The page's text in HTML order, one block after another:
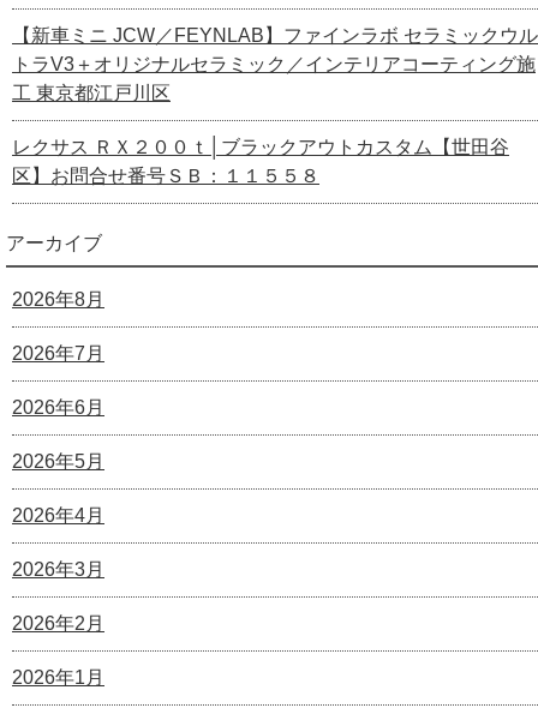
【新車ミニ JCW／FEYNLAB】ファインラボ セラミックウル
トラV3＋オリジナルセラミック／インテリアコーティング施
工 東京都江戸川区
レクサス ＲＸ２００ｔ│ブラックアウトカスタム【世田谷
区】お問合せ番号ＳＢ：１１５５８
アーカイブ
2026年8月
2026年7月
2026年6月
2026年5月
2026年4月
2026年3月
2026年2月
2026年1月